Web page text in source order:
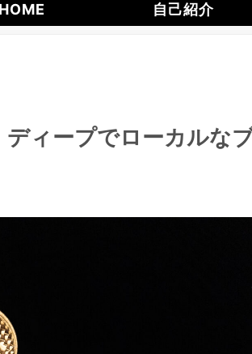
HOME 自己紹介
ィープでローカルな